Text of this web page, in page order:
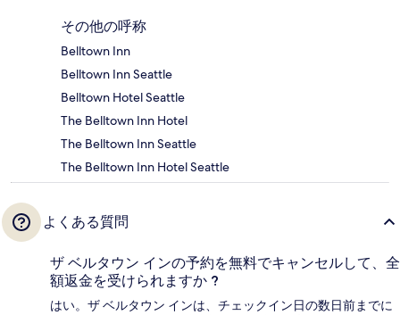
その他の呼称
Belltown Inn
Belltown Inn Seattle
Belltown Hotel Seattle
The Belltown Inn Hotel
The Belltown Inn Seattle
The Belltown Inn Hotel Seattle
よくある質問
ザ ベルタウン インの予約を無料でキャンセルして、全
額返金を受けられますか ?
はい。ザ ベルタウン インは、チェックイン日の数日前までに